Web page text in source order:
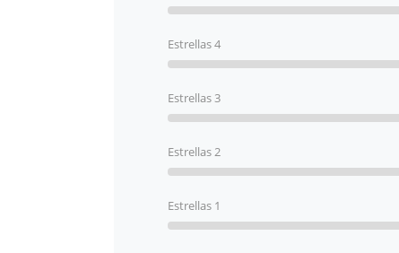
Estrellas 4
Estrellas 3
Estrellas 2
Estrellas 1